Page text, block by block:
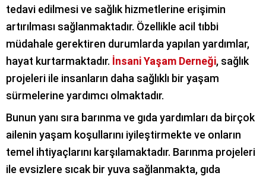
tedavi edilmesi ve sağlık hizmetlerine erişimin
artırılması sağlanmaktadır. Özellikle acil tıbbi
müdahale gerektiren durumlarda yapılan yardımlar,
hayat kurtarmaktadır. İnsani Yaşam Derneği, sağlık
projeleri ile insanların daha sağlıklı bir yaşam
sürmelerine yardımcı olmaktadır.
Bunun yanı sıra barınma ve gıda yardımları da birçok
ailenin yaşam koşullarını iyileştirmekte ve onların
temel ihtiyaçlarını karşılamaktadır. Barınma projeleri
ile evsizlere sıcak bir yuva sağlanmakta, gıda